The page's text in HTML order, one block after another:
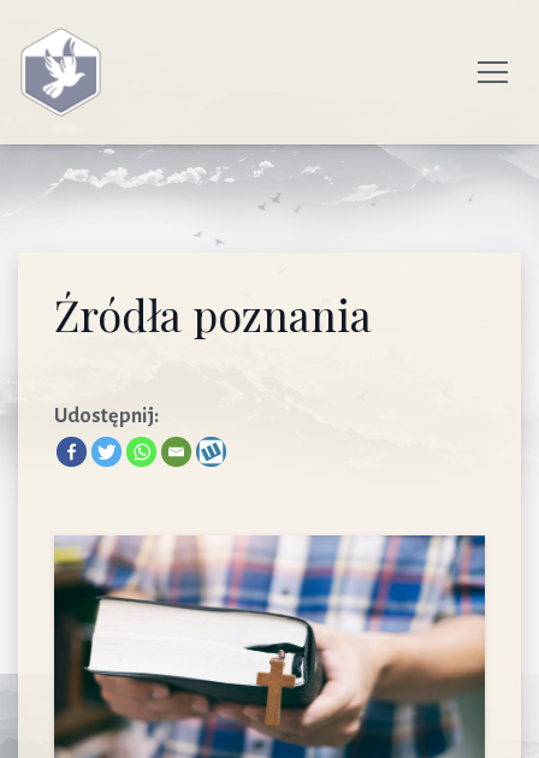
Źródła poznania
Udostępnij: